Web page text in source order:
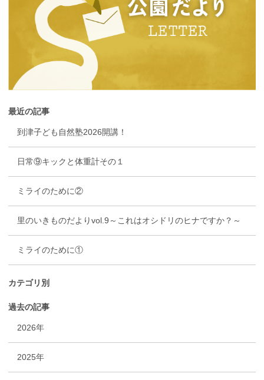
最近の記事
到津子ども自然塾2026開講！
日常⑨キックと体重計その１
ミライのために②
里のいきものだよりvol.9～これはオシドリのヒナですか？～
ミライのために①
カテゴリ別
過去の記事
2026年
2025年